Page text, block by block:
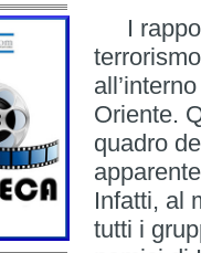
I
Oriente.
quadro
Infatti, al
tutti i